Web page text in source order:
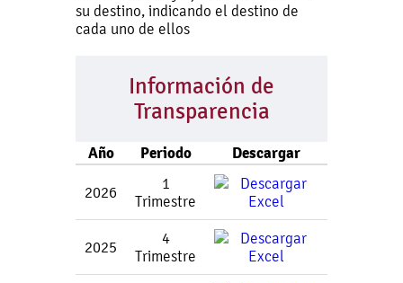
su destino, indicando el destino de
cada uno de ellos
Información de
Transparencia
Año Periodo Descargar
2026
1
Trimestre
2025
4
Trimestre